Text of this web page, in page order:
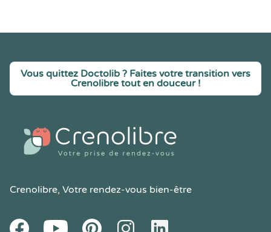
Vous quittez Doctolib ? Faites votre transition vers
Crenolibre tout en douceur !
Crenolibre, Votre rendez-vous bien-être
FacebookYoutube PinteresetInstagramLinkedIn